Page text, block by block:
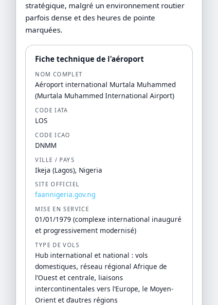
stratégique, malgré un environnement routier
parfois dense et des heures de pointe
marquées.
Fiche technique de l'aéroport
NOM COMPLET
Aéroport international Murtala Muhammed
(Murtala Muhammed International Airport)
CODE IATA
LOS
CODE ICAO
DNMM
VILLE / PAYS
Ikeja (Lagos), Nigeria
SITE OFFICIEL
faannigeria.gov.ng
MISE EN SERVICE
01/01/1979 (complexe international inauguré
et progressivement modernisé)
TYPE DE VOLS
Hub international et national : vols
domestiques, réseau régional Afrique de
l’Ouest et centrale, liaisons
intercontinentales vers l’Europe, le Moyen-
Orient et d’autres régions